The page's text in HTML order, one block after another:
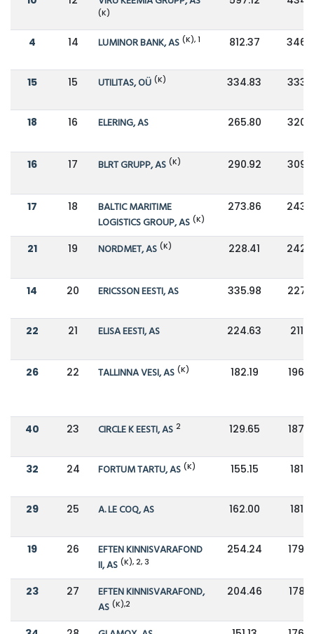
(K)
4 14 LUMINOR BANK, AS (K), 1 812.37
15 15 UTILITAS, OÜ (K) 334.83
18 16 ELERING, AS 265.80
16 17 BLRT GRUPP, AS (K) 290.92
17 18
BALTIC MARITIME
LOGISTICS GROUP, AS (K)
273.86
21 19 NORDMET, AS (K) 228.41
14 20 ERICSSON EESTI, AS 335.98
22 21 ELISA EESTI, AS 224.63
26 22 TALLINNA VESI, AS (K) 182.19
40 23 CIRCLE K EESTI, AS 2 129.65
32 24 FORTUM TARTU, AS (K) 155.15
29 25 A. LE COQ, AS 162.00
19 26
EFTEN KINNISVARAFOND
II, AS (K), 2, 3
254.24
23 27
EFTEN KINNISVARAFOND,
AS (K),2
204.46